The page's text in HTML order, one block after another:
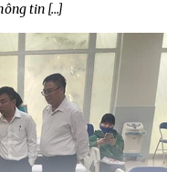
tin […]